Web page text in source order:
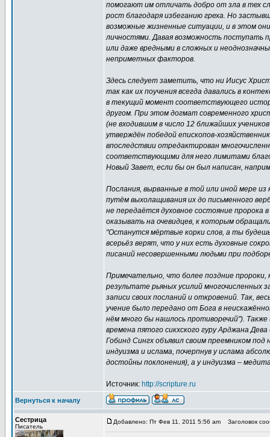
помогают им отличать добро от зла в тех
рост благодаря избеганию греха. Но
возможные жизненные ситуации, и в этом
личностями. Давая возможность поступать
или даже вредными в сложных и
неприметных факторов.
Здесь следует заметить, что ни Иисус
так как их поучения всегда давались в
в текущий момент соответствующего
другом. При этом догмат современного
(не входившим в число 12 ближайших
утверждён победой епископов-
впоследствии отредактирован
соответствующими для него лимитами
Новый Завет, если бы он был написан,
Послания, вырванные в той или иной мере
путём выхолащивания их до письменного
не передаётся духовное состояние пророка
оказывать на очевидцев, к которым
"Останутся мёртвые корки слов, а ты
всерьёз верят, что у них есть духовные
писаний несовершенными людьми при
Примечательно, что более поздние
результате рьяных усилий многочисленных
записи своих посланий и откровений. Так,
учение было передано от Бога в
нём много бы нашлось противоречий"). Также
времена пятого сикхского гуру Арджана
Гобинд Сингх объявил своим преемником под
индуизма и ислама, почерпнув у ислама
достойны поклонения), а у индуизма –
Источник: http://scripture.ru
Вернуться к началу
Сестрица
Писатель
Добавлено: Пт Фев 11, 2011 5:56 am Заголовок